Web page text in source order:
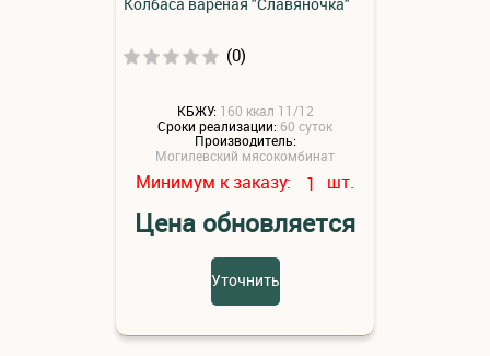
(0)
КБЖУ: 160 ккал 11/12
Сроки реализации: 60 суток
Производитель:
Могилевский мясокомбинат
Минимум к заказу: 1 шт.
Цена обновляется
Уточнить